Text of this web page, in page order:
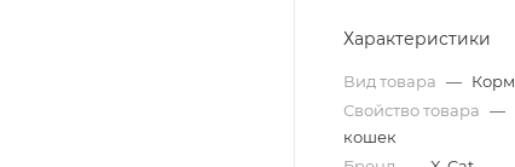
Характеристики
Вид товара — Корм
Свойство товара —
кошек